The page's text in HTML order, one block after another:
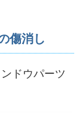
傷消し
ドウパーツ